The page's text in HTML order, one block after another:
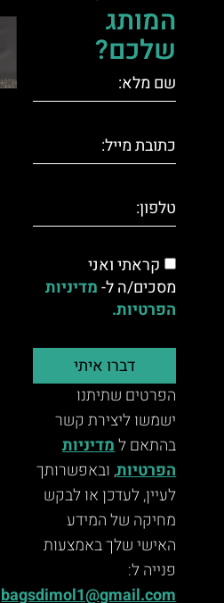
המותג
שלכם?
קראתי ואני
מסכים/ה ל-מדיניות
הפרטיות.
דברו איתי
הפרטים שתיתנו
ישמשו ליצירת קשר
בהתאם למדיניות
הפרטיות, ובאפשרותך
לעיין, לעדכן או לבקש
מחיקה של המידע
האישי שלך באמצעות
פנייה ל:
bagsdimol1@gmail.com